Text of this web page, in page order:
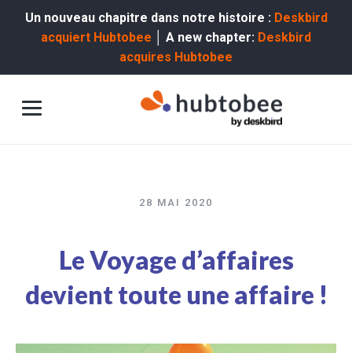
Un nouveau chapitre dans notre histoire : Deskbird
acquiert Hubtobee │ A new chapter: Deskbird
acquires Hubtobee
28 MAI 2020
Le Voyage d’affaires
devient toute une affaire !